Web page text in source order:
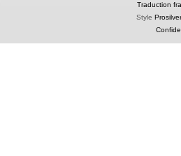
Traduction
Style